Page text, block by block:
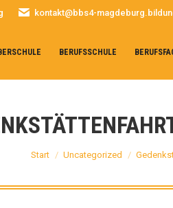
kontakt@bbs4-
BERUFSSCHULE
Sie befinden sich hier:
Start Uncategorized